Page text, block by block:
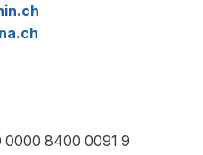
0000 8400 0091 9